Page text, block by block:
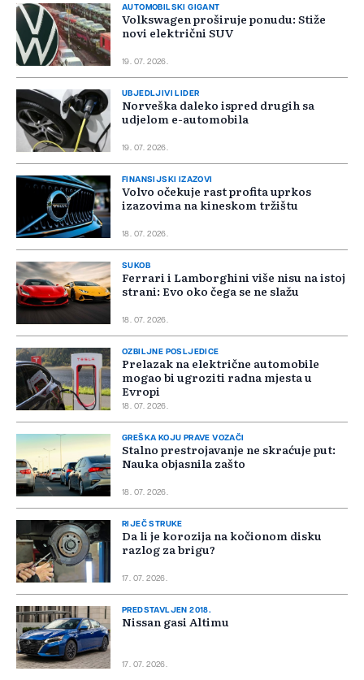
AUTOMOBILSKI GIGANT
Volkswagen proširuje ponudu: Stiže
novi električni SUV
19. 07. 2026.
UBJEDLJIVI LIDER
Norveška daleko ispred drugih sa
udjelom e-automobila
19. 07. 2026.
FINANSIJSKI IZAZOVI
Volvo očekuje rast profita uprkos
izazovima na kineskom tržištu
18. 07. 2026.
SUKOB
Ferrari i Lamborghini više nisu na istoj
strani: Evo oko čega se ne slažu
18. 07. 2026.
OZBILJNE POSLJEDICE
Prelazak na električne automobile
mogao bi ugroziti radna mjesta u
Evropi
18. 07. 2026.
GREŠKA KOJU PRAVE VOZAČI
Stalno prestrojavanje ne skraćuje put:
Nauka objasnila zašto
18. 07. 2026.
RIJEČ STRUKE
Da li je korozija na kočionom disku
razlog za brigu?
17. 07. 2026.
PREDSTAVLJEN 2018.
Nissan gasi Altimu
17. 07. 2026.